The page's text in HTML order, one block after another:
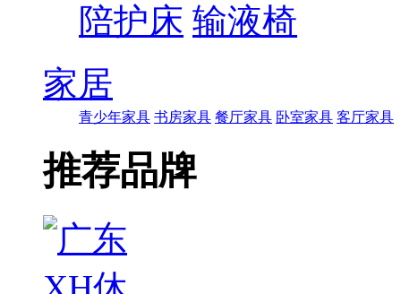
陪护床 输液椅
家居
青少年家具 书房家具 餐厅家具 卧室家具 客厅家具
推荐品牌